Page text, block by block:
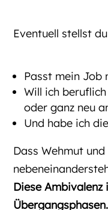
Eventuell stellst
Passt mein Job
Will ich
oder ganz neu
Und habe ich
Dass Wehmut
Diese
Übergangsphasen.